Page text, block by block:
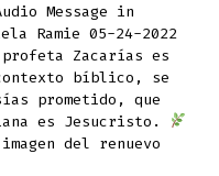
Profeta
Zacarías
Cuándo
Hablaba
Del
Renuevo?
To
Whom
Was
The
Prophet
Message in
Ramie 05-24-2022
Zacarías es
bíblico, se
prometido, que
es Jesucristo.
del renuevo